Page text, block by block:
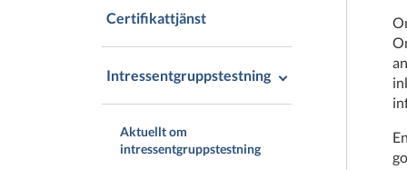
Certifikattjänst
Intressentgruppstestning
Aktuellt om
intressentgruppstestning